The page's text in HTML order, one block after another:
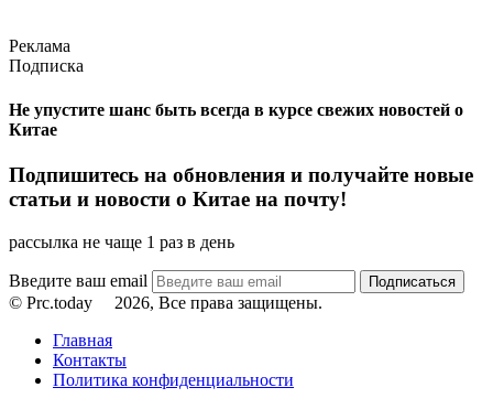
Реклама
Подписка
Не упустите шанс быть всегда в курсе свежих новостей о
Китае
Подпишитесь на обновления и получайте новые
статьи и новости о Китае на почту!
рассылка не чаще 1 раз в день
Введите ваш email
© Prc.today
2026, Все права защищены.
Главная
Контакты
Политика конфиденциальности